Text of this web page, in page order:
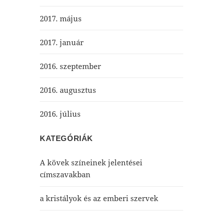
2017. május
2017. január
2016. szeptember
2016. augusztus
2016. július
KATEGÓRIÁK
A kövek színeinek jelentései
címszavakban
a kristályok és az emberi szervek